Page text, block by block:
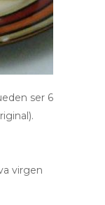
ser 6
virgen